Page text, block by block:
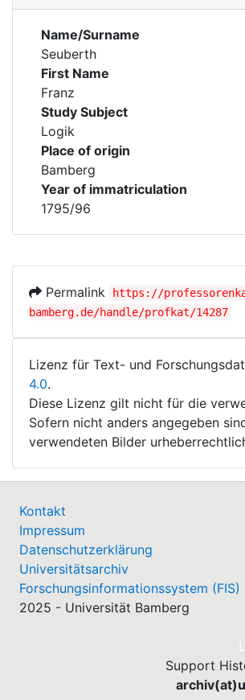
Name/Surname
Seuberth
First Name
Franz
Study Subject
Logik
Place of origin
Bamberg
Year of immatriculation
1795/96
Permalink
https://
bamberg.de/handle/profkat/14287
Lizenz für Text- und
4.0.
Diese Lizenz gilt nicht für die
Sofern nicht anders angegeben
verwendeten Bilder
Kontakt
Impressum
Datenschutzerklärung
Universitätsarchiv
Forschungsinformationssystem (FIS)
2025 - Universität Bamberg
Support